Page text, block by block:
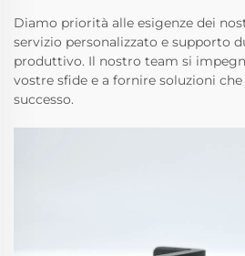
Diamo priorità alle esigenze dei
servizio personalizzato e supporto
produttivo. Il nostro team si
vostre sfide e a fornire soluzioni
successo.